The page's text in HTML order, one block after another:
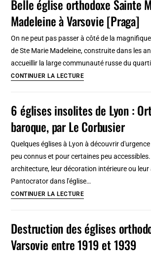
Belle église orthodoxe Sainte
Madeleine à Varsovie [Praga]
On ne peut pas passer à côté de la
de Ste Marie Madeleine, construite dans les
accueillir la large communauté russe du
CONTINUER LA LECTUREBelle
Sainte
Marie
Varsovie
6 églises insolites de Lyon :
baroque, par Le Corbusier
Quelques églises à Lyon à découvrir
peu connus et pour certaines peu
architecture, leur décoration intérieure ou
Pantocrator dans l'église…
CONTINUER LA LECTURE6
de
Lyon
Destruction des églises
Varsovie entre 1919 et 1939